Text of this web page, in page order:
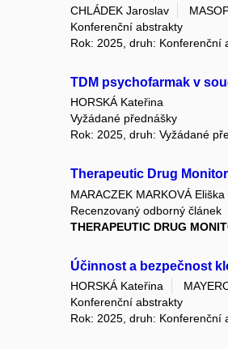
CHLÁDEK Jaroslav
Konferenční abstrakty
Rok: 2025, druh: Konferenční
TDM psychofarmak v
HORSKÁ Kateřina
Vyžádané přednášky
Rok: 2025, druh: Vyžádané
Therapeutic Drug
MARACZEK MARKOVÁ Eliška
Recenzovaný odborný článek
THERAPEUTIC DRUG
Účinnost a bezpečnost
HORSKÁ Kateřina
Konferenční abstrakty
Rok: 2025, druh: Konferenční